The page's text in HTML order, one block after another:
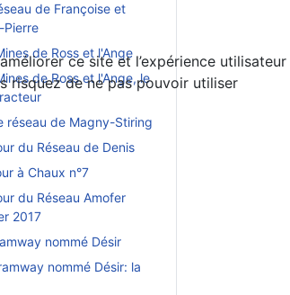
de Françoise et
Pierre
de Ross et l'Ange
de Ross et l'Ange, le
réseau de Magny-Stiring
du Réseau de Denis
à Chaux n°7
du Réseau Amofer
2017
nommé Désir
nommé Désir: la
ce site et l’expérience utilisateur
risquez de ne pas pouvoir utiliser